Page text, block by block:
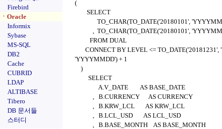
Firebird
ㆍOracle
Informix
Sybase
MS-SQL
DB2
Cache
CUBRID
LDAP
ALTIBASE
Tibero
DB 문서들
스터디
(
SELECT
TO_CHAR(TO_DATE('20180101',
, TO_CHAR(TO_DATE('20180101',
FROM DUAL
CONNECT BY LEVEL <= TO_DATE('20181231',
'YYYYMMDD') + 1
)
SELECT
A.V_DATE AS BASE_DATE
, B.CURRENCY AS
, B.KRW_LCL AS KRW_LCL
, B.LCL_USD AS LCL_USD
, B.BASE_MONTH AS BASE_MONTH